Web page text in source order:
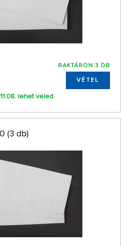
RAKTÁRON 3 DB
VÉTEL
lehet veled
(3 db)